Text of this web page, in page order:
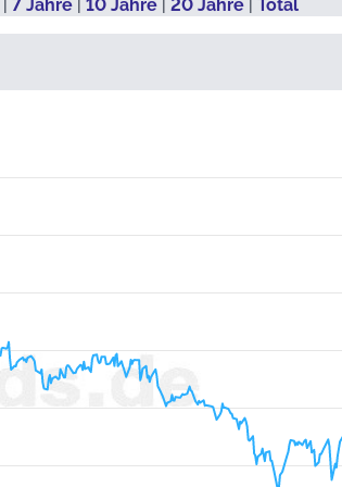
| 7 Jahre | 10 Jahre | 20 Jahre | Total